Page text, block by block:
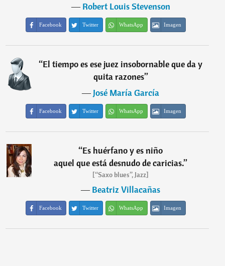
―Robert Louis Stevenson
Facebook Twitter WhatsApp Imagen
“El tiempo es ese juez insobornable que da y
quita razones”
―José María García
Facebook Twitter WhatsApp Imagen
“Es huérfano y es niño
aquel que está desnudo de caricias.”
[“Saxo blues”, Jazz]
―Beatriz Villacañas
Facebook Twitter WhatsApp Imagen